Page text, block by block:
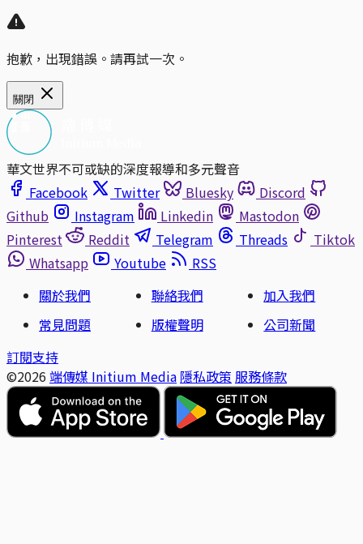
抱歉，出現錯誤。請再試一次。
關閉
華文世界不可或缺的深度報導和多元聲音
Facebook
Twitter Bluesky
Discord
Github
Instagram Linkedin
Mastodon
Pinterest
Reddit Telegram Threads
Tiktok
Whatsapp
Youtube
RSS
關於我們
聯絡我們
加入我們
常見問題
版權聲明
公司新聞
訂閱支持
©2026 端傳媒 Initium Media 隱私政策 服務條款